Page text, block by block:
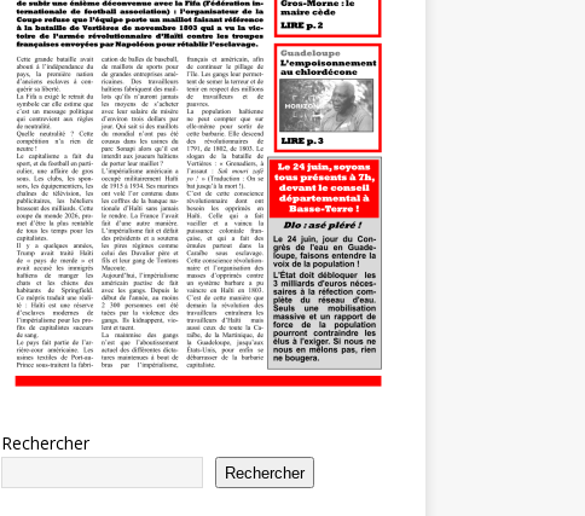
Rechercher
Rechercher